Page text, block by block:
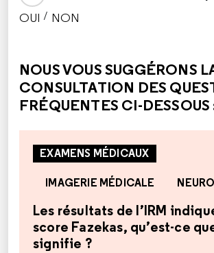
OUI / NON
NOUS VOUS SUGGÉRONS
CONSULTATION DES
FRÉQUENTES CI-DESSOUS
EXAMENS MÉDICAUX
IMAGERIE MÉDICALE
Les résultats de l’IRM
score Fazekas, qu’est-ce
signifie ?